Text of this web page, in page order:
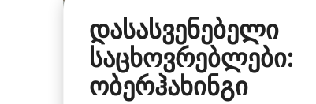
დასასვენებელი
საცხოვრებლები:
ობერჰახინგი